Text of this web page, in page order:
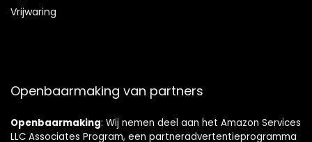
Vrijwaring
Openbaarmaking van partners
Openbaarmaking: Wij nemen deel aan het Amazon Services
LLC Associates Program, een partneradvertentieprogramma